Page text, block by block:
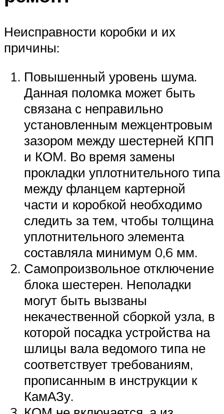
Неисправности коробки и их
причины:
Повышенный уровень шума.
Данная поломка может быть
связана с неправильно
установленным межцентровым
зазором между шестерней КПП
и КОМ. Во время замены
прокладки уплотнительного типа
между фланцем картерной
части и коробкой необходимо
следить за тем, чтобы толщина
уплотнительного элемента
составляла минимум 0,6 мм.
Самопроизвольное отключение
блока шестерен. Неполадки
могут быть вызваны
некачественной сборкой узла, в
которой посадка устройства на
шлицы вала ведомого типа не
соответствует требованиям,
прописанным в инструкции к
КамАЗу.